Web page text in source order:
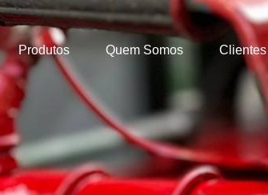
Produtos Quem Somos Clientes